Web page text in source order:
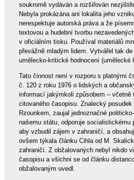
soukromě vydáván a rozšiřován
Nebyla prokázána ani lokalita jeho
nerespektuje autorská práva a že
textovou a hudební tvorbu
v oficiálním tisku. Používal materiálů
převážně mladým lidem. Vytvářel tak
umělecko-kritické hodnocení
Tato činnost není v rozporu s platnými
č. 120 z roku 1976 o lidských a
informací jakýmkoli způsobem –
citovaného časopisu. Znalecký
Rzounkem, zaujal jednoznačné
našemu státu, odporuje
aby vzbudil zájem v zahraničí, a
ovšem týkala článku Cihla od M.
zahraničí. Z obžalovaných nebyl nikdo
časopisu a všichni se od článku
obžalovaným uvedl.